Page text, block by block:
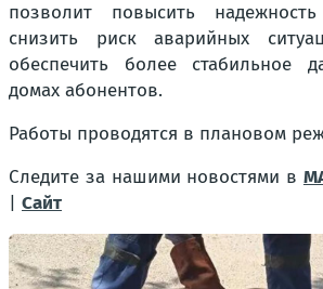
позволит повысить
снизить риск аварийных
обеспечить более стабильное
домах абонентов.
Работы проводятся в плановом
Следите за нашими новостями в
| Сайт